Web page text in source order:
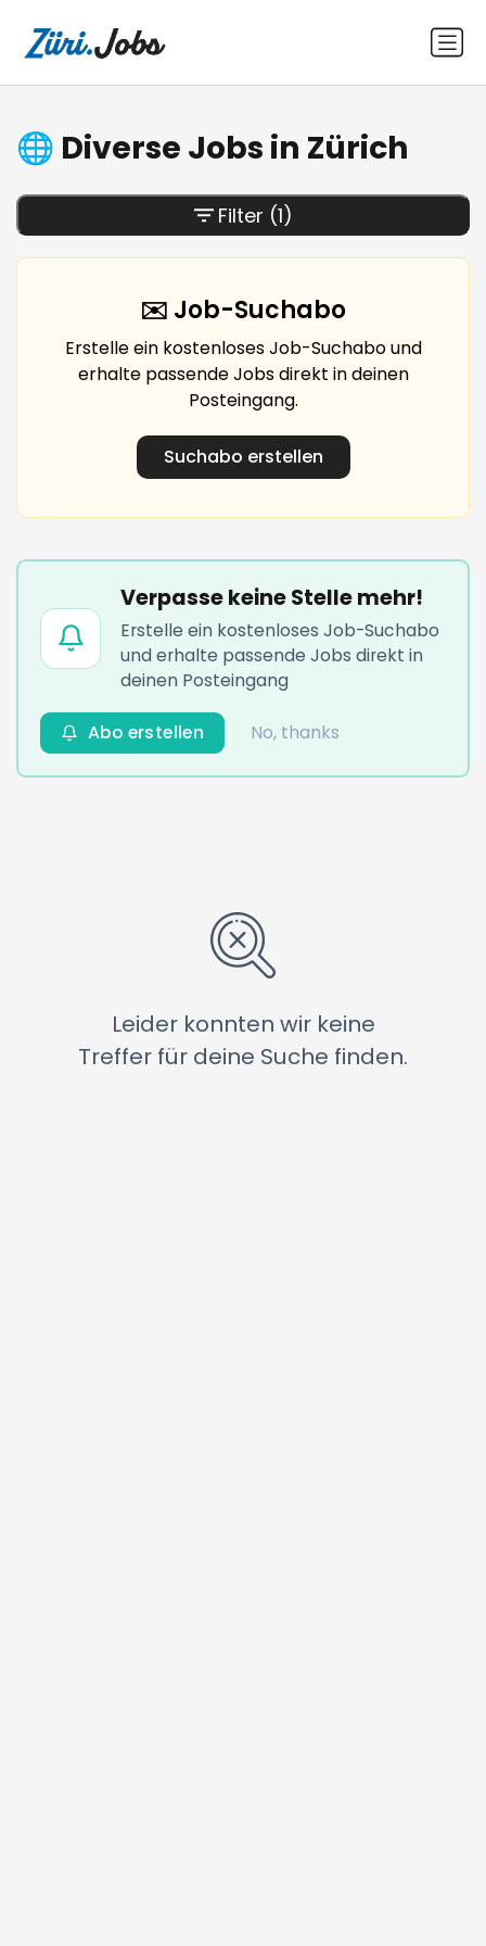
🌐 Diverse Jobs in Zürich
Verpasse keine Stelle mehr!
Erstelle ein kostenloses Job-Suchabo
und erhalte passende Jobs direkt in
deinen Posteingang
No, thanks
Abo erstellen
Leider konnten wir keine
Treffer für deine Suche finden.
Filter (1)
✉️ Job-Suchabo
Erstelle ein kostenloses Job-Suchabo und
erhalte passende Jobs direkt in deinen
Posteingang.
Suchabo erstellen